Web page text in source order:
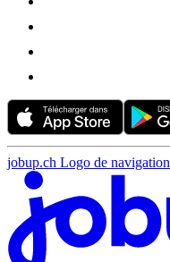
jobup.ch Logo de navigation